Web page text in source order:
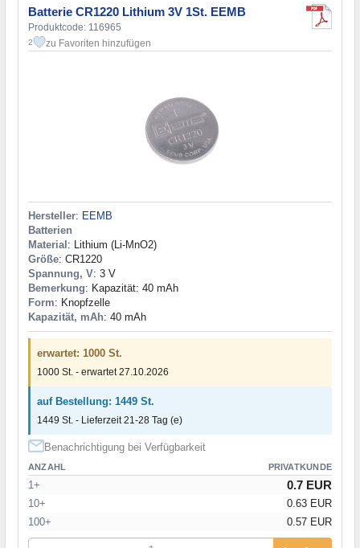
Batterie CR1220 Lithium 3V 1St. EEMB
Produktcode: 116965
2 zu Favoriten hinzufügen
Hersteller: EEMB
Batterien
Material: Lithium (Li-MnO2)
Größe: CR1220
Spannung, V: 3 V
Bemerkung: Kapazität: 40 mAh
Form: Knopfzelle
Kapazität, mAh: 40 mAh
erwartet: 1000 St.
1000 St. - erwartet 27.10.2026
auf Bestellung: 1449 St.
1449 St. - Lieferzeit 21-28 Tag (e)
Benachrichtigung bei Verfügbarkeit
ANZAHL PRIVATKUNDE
1+ 0.7 EUR
10+
0.63 EUR
100+
0.57 EUR